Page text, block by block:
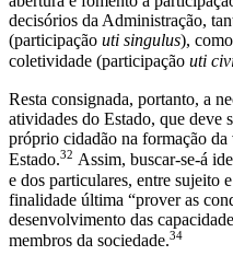
decisórios da Administração,
(participação uti singulus),
coletividade (participação uti
Resta consignada, portanto, a
atividades do Estado, que deve
próprio cidadão na formação
Estado.32 Assim, buscar-se-á
e dos particulares, entre sujeito
finalidade última “prover as
desenvolvimento das
membros da sociedade.34